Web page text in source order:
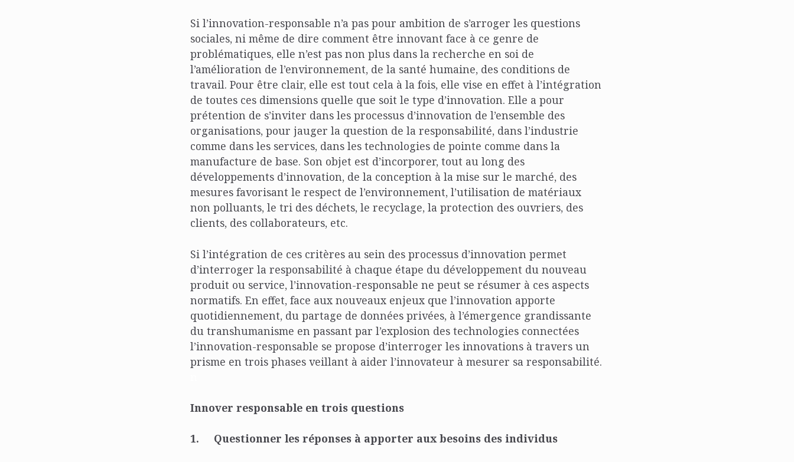
Si l’innovation-responsable n’a pas pour ambition de s’arroger les questions
sociales, ni même de dire comment être innovant face à ce genre de
problématiques, elle n’est pas non plus dans la recherche en soi de
l’amélioration de l’environnement, de la santé humaine, des conditions de
travail. Pour être clair, elle est tout cela à la fois, elle vise en effet à l’intégration
de toutes ces dimensions quelle que soit le type d’innovation. Elle a pour
prétention de s’inviter dans les processus d’innovation de l’ensemble des
organisations, pour jauger la question de la responsabilité, dans l’industrie
comme dans les services, dans les technologies de pointe comme dans la
manufacture de base. Son objet est d’incorporer, tout au long des
développements d’innovation, de la conception à la mise sur le marché, des
mesures favorisant le respect de l’environnement, l’utilisation de matériaux
non polluants, le tri des déchets, le recyclage, la protection des ouvriers, des
clients, des collaborateurs, etc.
Si l’intégration de ces critères au sein des processus d’innovation permet
d’interroger la responsabilité à chaque étape du développement du nouveau
produit ou service, l’innovation-responsable ne peut se résumer à ces aspects
normatifs. En effet, face aux nouveaux enjeux que l’innovation apporte
quotidiennement, du partage de données privées, à l’émergence grandissante
du transhumanisme en passant par l’explosion des technologies connectées
l’innovation-responsable se propose d’interroger les innovations à travers un
prisme en trois phases veillant à aider l’innovateur à mesurer sa responsabilité.
Innover responsable en trois questions
1. Questionner les réponses à apporter aux besoins des individus